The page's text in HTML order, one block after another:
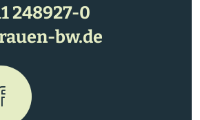
248927-0
bw.de